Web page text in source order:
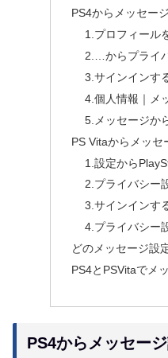
PS4からメッセー
1.プロフィール
2.…からプライ
3.サインインす
4.個人情報｜メ
5.メッセージか
PS Vitaからメッセ
1.設定から
2.プライバシー
3.サインインす
4.プライバシー
どのメッセージ設
PS4とPSVitaでメ
PS4からメッセー